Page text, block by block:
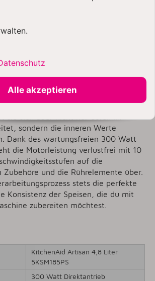
5KSM185 der Stilikone von
Artisan 4,8 Liter
spülmaschinenfesten Rührelementen
KitchenAid Artisan ist nicht nur die
Klassiker.
sondern die inneren Werte
Dank des wartungsfreien 300 Watt
die Motorleistung verlustfrei mit 10
auf die
Zubehöre und die Rührelemente über.
stets die perfekte
Konsistenz der Speisen, die du mit
zubereiten möchtest.
KitchenAid Artisan 4,8 Liter
5KSM185PS
300 Watt Direktantrieb
Alle akzeptieren